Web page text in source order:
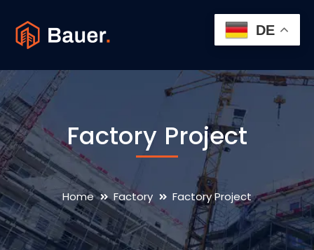
Factory Project
Home Factory Factory Project
DE